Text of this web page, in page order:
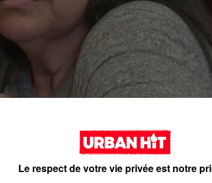
Le respect de votre vie privée est notre